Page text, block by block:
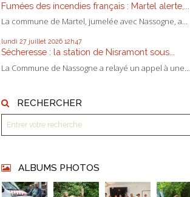
Fumées des incendies français : Martel alerte,...
La commune de Martel, jumelée avec Nassogne, a...
lundi 27 juillet 2026 12h47
Sécheresse : la station de Nisramont sous...
La Commune de Nassogne a relayé un appel à une...
RECHERCHER
ALBUMS PHOTOS